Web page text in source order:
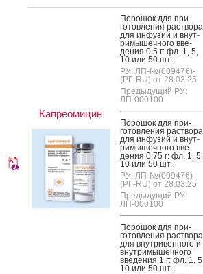
Капреомицин
По­рошок для при­
готов­ле­ния рас­тво­ра
для ин­фу­зий и внут­
ри­мышеч­но­го вве­
дения 0.5 г: фл. 1, 5,
10 или 50 шт.
РУ: ЛП-№(009476)-
(РГ-RU) от 28.03.25
Предыдущий РУ:
ЛП-000100
По­рошок для при­
готов­ле­ния рас­тво­ра
для ин­фу­зий и внут­
ри­мышеч­но­го вве­
дения 0.75 г: фл. 1, 5,
10 или 50 шт.
РУ: ЛП-№(009476)-
(РГ-RU) от 28.03.25
Предыдущий РУ:
ЛП-000100
По­рошок для при­
готов­ле­ния рас­тво­ра
для внут­ри­вен­но­го и
внут­ри­мышеч­но­го
вве­дения 1 г: фл. 1, 5,
10 или 50 шт.